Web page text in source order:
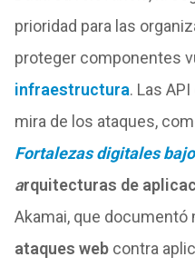
prioridad para las
proteger componentes
infraestructura. Las
mira de los ataques,
Fortalezas digitales
arquitecturas de
Akamai, que
ataques webcontra